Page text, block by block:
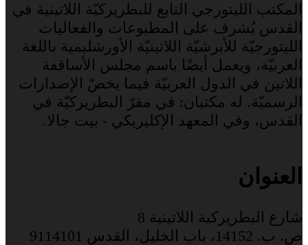
المكتب الليتورجي التابع للبطريركيّة اللاتينية في
القدس يُشرف على المطبوعات والفعاليات
الليتورجيّة للأبرشيّة اللاتينيّة الأورشليمية باللغة
العربيّة، ويعمل أيضًا باسم مجلس الأساقفة
اللاتين في الدول العربيّة فيما يخصّ الإصدارات
الرسميّة. له مكتبان: في مقرّ البطريركيّة في
القدس، وفي المعهد الإكليريكي - بيت جالا.
العنوان
شارع البطريركية اللاتينية 8
ص. ب. 14152، باب الخليل، القدس 9114101